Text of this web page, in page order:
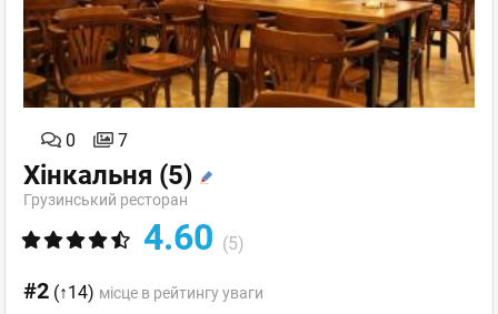
0 7
Хінкальня (5)
Грузинський ресторан
4.60 (5)
#2 (↑14) місце в рейтингу уваги